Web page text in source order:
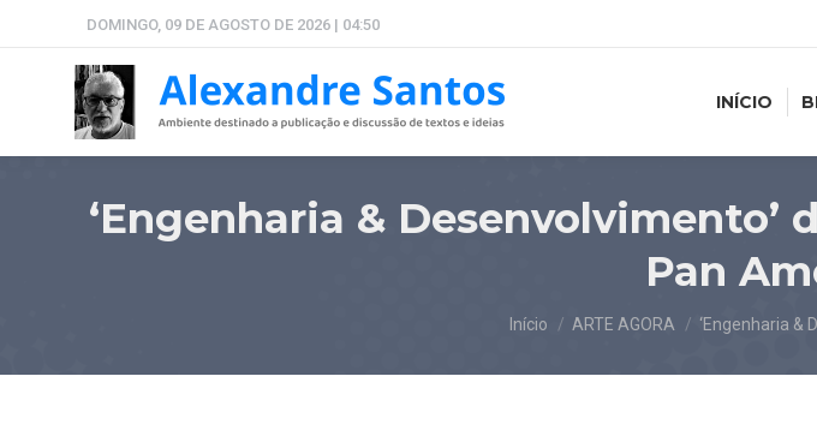
DOMINGO, 09 DE AGOSTO DE 2026 | 04:50
INÍCIO
‘Engenharia &
Pan
Você está aqui:
Início ARTE AGORA ‘Engenharia &